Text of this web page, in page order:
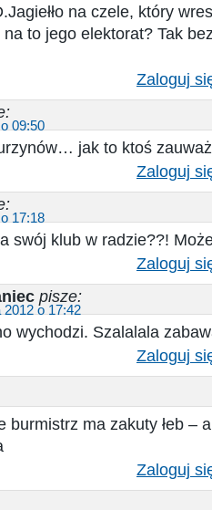
na czele, który
to jego elektorat? Tak
Zaloguj
09:50
jak to ktoś
Zaloguj
17:18
swój klub w radzie??!
Zaloguj
pisze:
o 17:42
wychodzi. Szalalala
Zaloguj
burmistrz ma zakuty łeb –
Zaloguj